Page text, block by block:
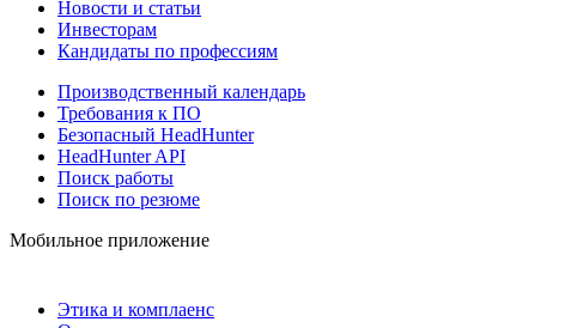
Новости и статьи
Инвесторам
Кандидаты по профессиям
Производственный календарь
Требования к ПО
Безопасный HeadHunter
HeadHunter API
Поиск работы
Поиск по резюме
Мобильное приложение
Этика и комплаенс